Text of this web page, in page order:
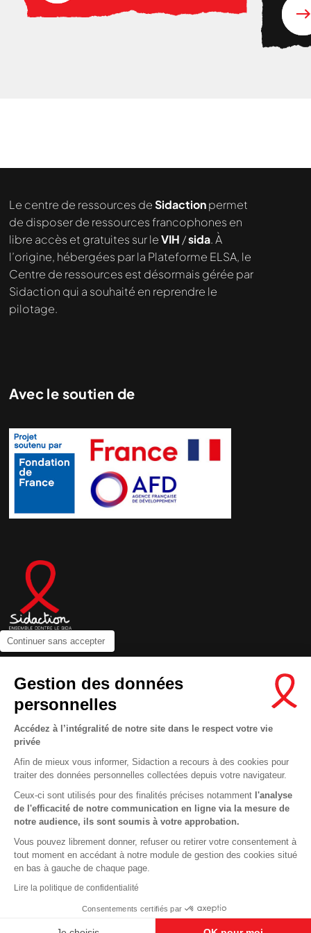
Continuer sans accepter
Gestion des données
personnelles
Accédez à l’intégralité de notre site dans le respect votre vie
privée
Afin de mieux vous informer, Sidaction a recours à des cookies pour
traiter des données personnelles collectées depuis votre navigateur.
Ceux-ci sont utilisés pour des finalités précises notamment l'analyse
de l'efficacité de notre communication en ligne via la mesure de
notre audience, ils sont soumis à votre approbation.
Vous pouvez librement donner, refuser ou retirer votre consentement à
tout moment en accédant à notre module de gestion des cookies situé
en bas à gauche de chaque page.
Lire la politique de confidentialité
Consentements certifiés par
Le centre de ressources deSidactionpermet
de disposer de ressources francophones en
libre accès et gratuites sur leVIH /sida. À
l’origine, hébergées par la Plateforme ELSA, le
Centre de ressources est désormais gérée par
Sidaction qui a souhaité en reprendre le
pilotage.
Avec le soutien de
Newsletter
Nous suivre sur les réseaux :
MENTIONS LÉGALES
CONDITIONS D’UTILISATION ET PROTECTION DES DONNÉES
COOKIES
This site uses cookies and gives you control over what you want to
En savoir plus